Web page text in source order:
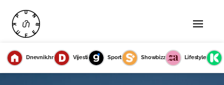
Dnevnik.hr Vijesti Sport Showbizz Lifestyle